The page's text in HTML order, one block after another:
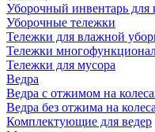
Уборочный инвентарь для
Уборочные тележки
Тележки для влажной
Тележки
Тележки для мусора
Ведра
Ведра с отжимом на
Ведра без отжима на
Комплектующие для ведер